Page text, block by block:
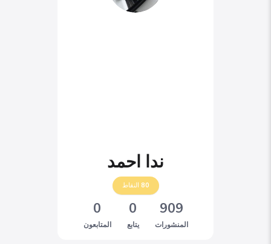
ندا احمد
80 النقاط
909
المنشورات
0
يتابع
0
المتابعون